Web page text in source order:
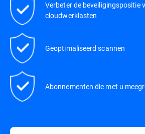
Verbeter de beveiligingspositie
cloudwerklasten
Geoptimaliseerd scannen
Abonnementen die met u